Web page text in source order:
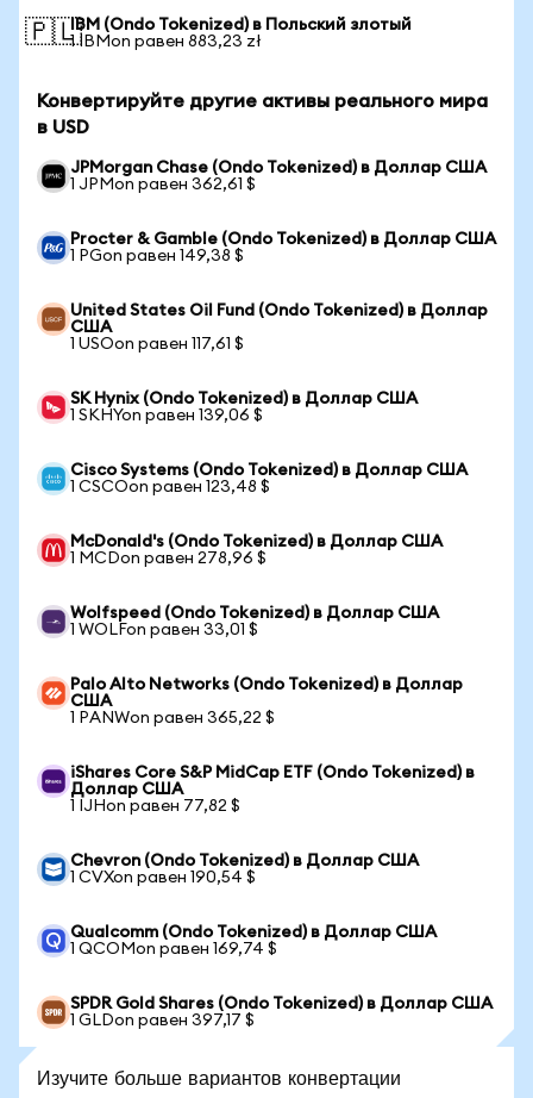
🇵🇱IBM (Ondo Tokenized) в Польский злотый
1 IBMon равен 883,23 zł
Конвертируйте другие активы реального мира
в USD
JPMorgan Chase (Ondo Tokenized) в Доллар США
1 JPMon равен 362,61 $
Procter & Gamble (Ondo Tokenized) в Доллар США
1 PGon равен 149,38 $
United States Oil Fund (Ondo Tokenized) в Доллар
США
1 USOon равен 117,61 $
SK Hynix (Ondo Tokenized) в Доллар США
1 SKHYon равен 139,06 $
Cisco Systems (Ondo Tokenized) в Доллар США
1 CSCOon равен 123,48 $
McDonald's (Ondo Tokenized) в Доллар США
1 MCDon равен 278,96 $
Wolfspeed (Ondo Tokenized) в Доллар США
1 WOLFon равен 33,01 $
Palo Alto Networks (Ondo Tokenized) в Доллар
США
1 PANWon равен 365,22 $
iShares Core S&P MidCap ETF (Ondo Tokenized) в
Доллар США
1 IJHon равен 77,82 $
Chevron (Ondo Tokenized) в Доллар США
1 CVXon равен 190,54 $
Qualcomm (Ondo Tokenized) в Доллар США
1 QCOMon равен 169,74 $
SPDR Gold Shares (Ondo Tokenized) в Доллар США
1 GLDon равен 397,17 $
Изучите больше вариантов конвертации